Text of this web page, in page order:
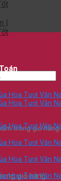
trong giỏ hàng.
giỏ hàng.